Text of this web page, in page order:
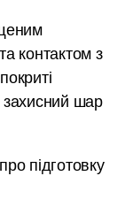
контактом з
шар
підготовку